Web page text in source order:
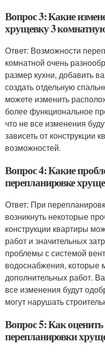
Вопрос 3: Какие
хрущевку 3
Ответ: Возможности
комнатной очень
размер кухни, добавить
создать отдельную
можете изменить
более функциональное
что не все изменения
зависеть от конструкции
возможностей.
Вопрос 4: Какие
перепланировке
Ответ: При
возникнуть некоторые
конструкции квартиры
работ и значительных
проблемы с системой
водоснабжения, которые
дополнительных работ.
все изменения будут
могут нарушать
Вопрос 5: Как оценить
перепланировки